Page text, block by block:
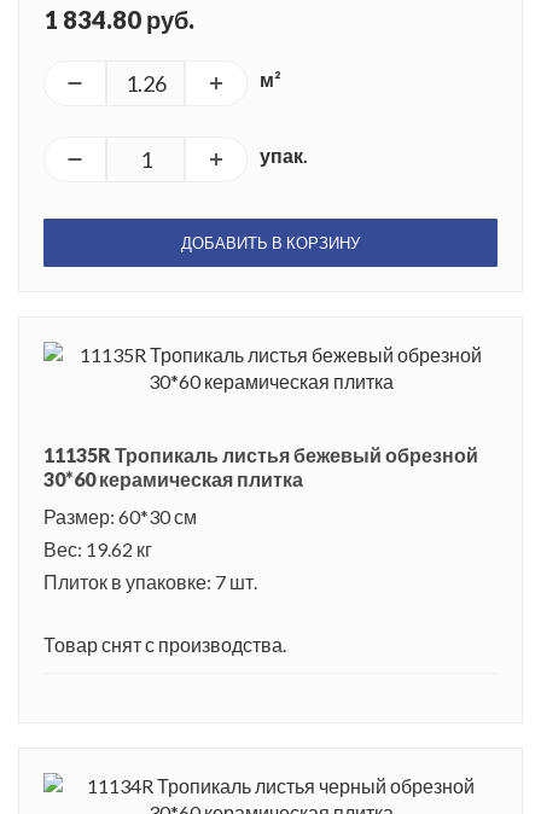
1 834.80 руб.
м²
упак.
ДОБАВИТЬ В КОРЗИНУ
11135R Тропикаль листья бежевый обрезной
30*60 керамическая плитка
Размер: 60*30 см
Вес: 19.62 кг
Плиток в упаковке: 7 шт.
Товар снят с производства.